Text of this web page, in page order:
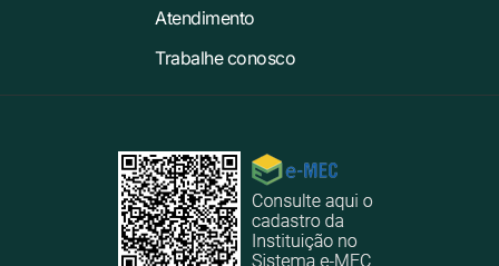
Atendimento
Trabalhe conosco